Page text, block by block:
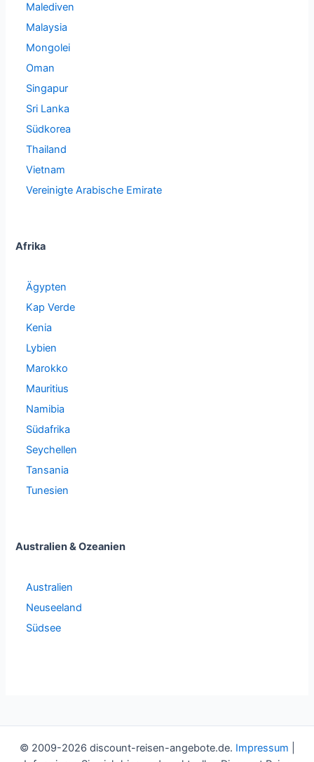
Malediven
Malaysia
Mongolei
Oman
Singapur
Sri Lanka
Südkorea
Thailand
Vietnam
Vereinigte Arabische Emirate
Afrika
Ägypten
Kap Verde
Kenia
Lybien
Marokko
Mauritius
Namibia
Südafrika
Seychellen
Tansania
Tunesien
Australien & Ozeanien
Australien
Neuseeland
Südsee
© 2009-2026 discount-reisen-angebote.de. Impressum